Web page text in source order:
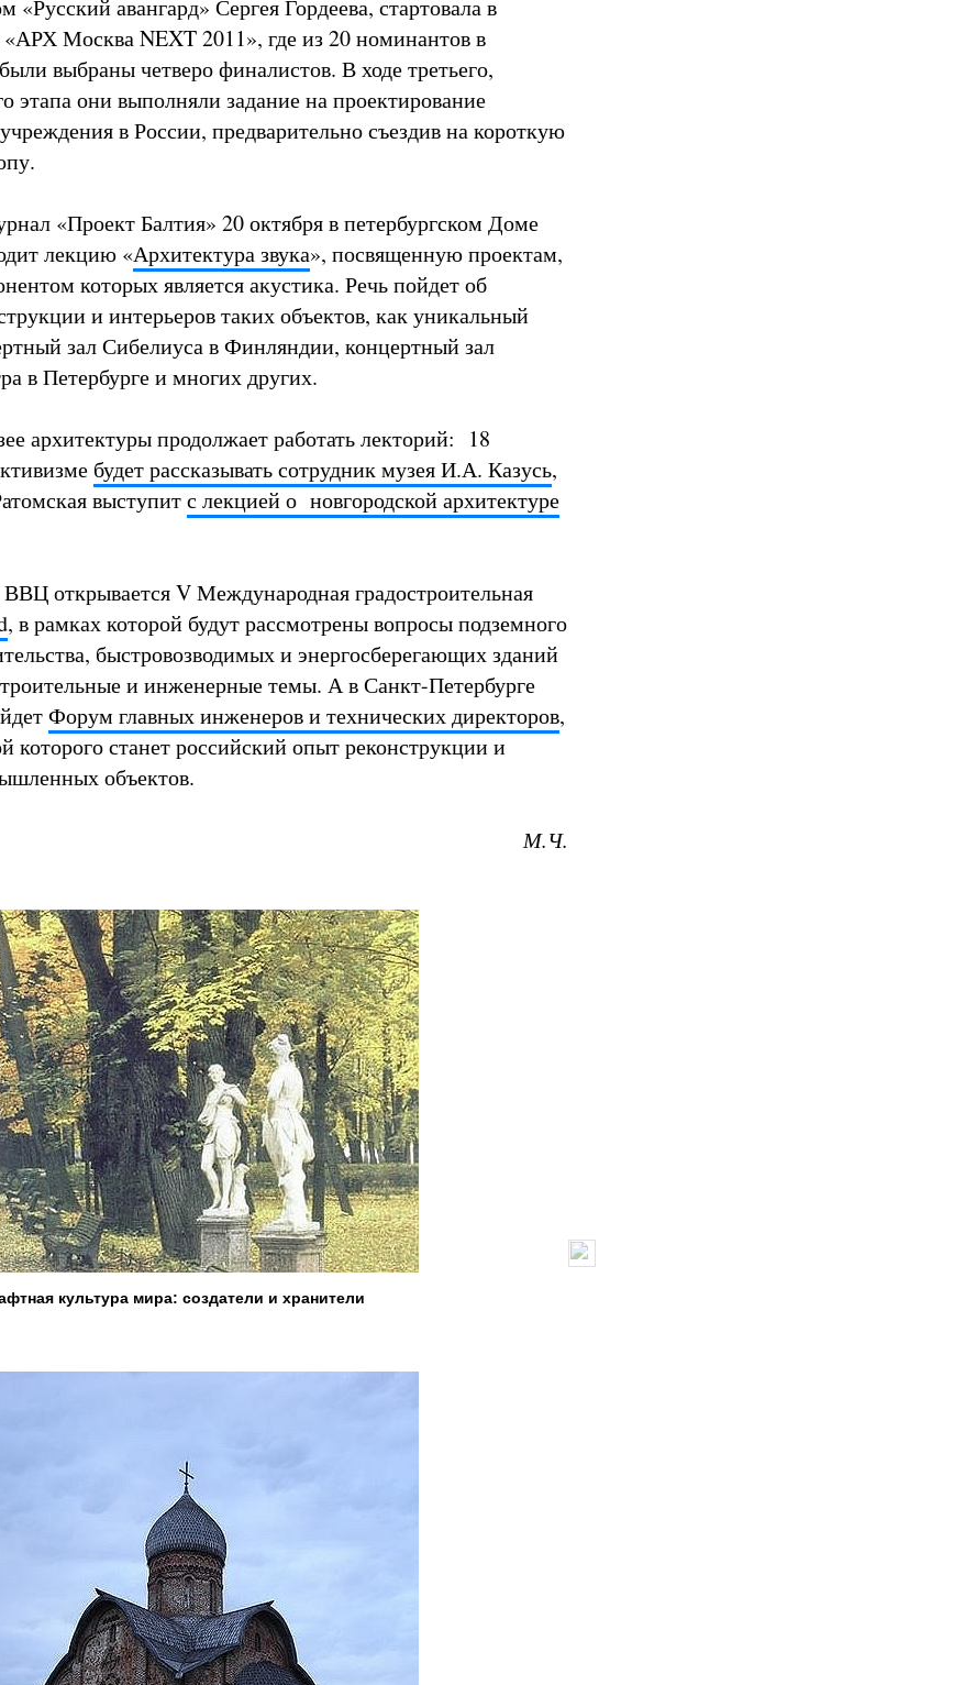
«Русский авангард» Сергея Гордеева, стартовала в
«АРХ Москва NEXT 2011», где из 20 номинантов в
выбраны четверо финалистов. В ходе третьего,
этапа они выполняли задание на проектирование
в России, предварительно съездив на короткую
«Проект Балтия» 20 октября в петербургском Доме
лекцию «Архитектура звука», посвященную проектам,
которых является акустика. Речь пойдет об
и интерьеров таких объектов, как уникальный
зал Сибелиуса в Финляндии, концертный зал
в Петербурге и многих других.
архитектуры продолжает работать лекторий: 18
будет рассказывать сотрудник музея И.А. Казусь,
выступитс лекцией о новгородской архитектуре
открывается V Международная градостроительная
, в рамках которой будут рассмотрены вопросы подземного
быстровозводимых и энергосберегающих зданий
и инженерные темы. А в Санкт-Петербурге
Форум главных инженеров и технических директоров,
которого станет российский опыт реконструкции и
объектов.
М.Ч.
культура мира: создатели и хранители